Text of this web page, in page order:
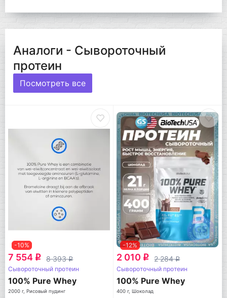
Аналоги - Сывороточный
протеин
Посмотреть все
-10%
7 554 q 8 393q
Сывороточный протеин
100% Pure Whey
2000 г, Рисовый пудинг
-12%
2 010 q 2 284q
Сывороточный протеин
100% Pure Whey
400 г, Шоколад